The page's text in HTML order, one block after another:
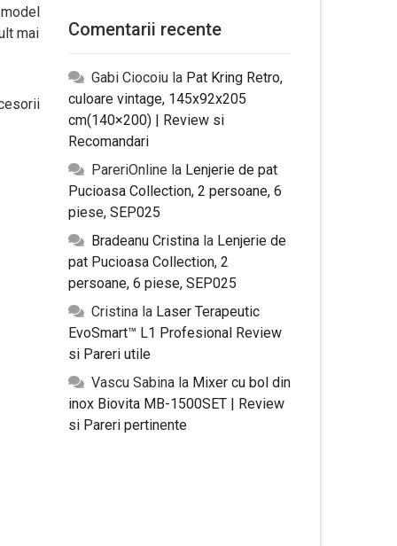
mai
Comentarii recente
Gabi Ciocoiula Pat Kring Retro,
culoare vintage, 145x92x205
cm(140×200) | Review si
Recomandari
PareriOnline la Lenjerie de pat
Pucioasa Collection, 2 persoane, 6
piese, SEP025
Bradeanu Cristinala Lenjerie de
pat Pucioasa Collection, 2
persoane, 6 piese, SEP025
Cristinala Laser Terapeutic
EvoSmart™ L1 Profesional Review
si Pareri utile
Vascu Sabinala Mixer cu bol din
inox Biovita MB-1500SET | Review
si Pareri pertinente